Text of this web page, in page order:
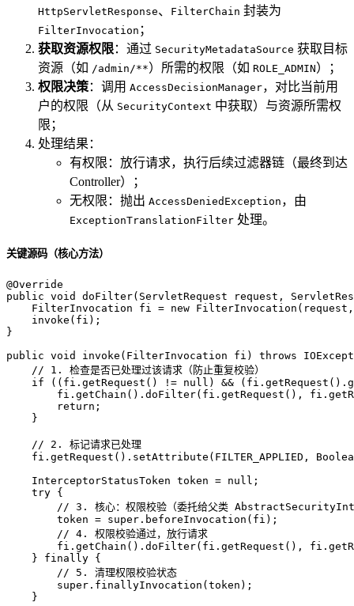
HttpServletResponse、 FilterChain 封装为
FilterInvocation ；
获取资源权限：通过 SecurityMetadataSource 获取目标
资源（如 /admin/**）所需的权限（如 ROLE_ADMIN）；
权限决策：调用 AccessDecisionManager，对比当前用
户的权限（从 SecurityContext 中获取）与资源所需权
限；
处理结果：
有权限：放行请求，执行后续过滤器链（最终到达
Controller）；
无权限：抛出 AccessDeniedException ，由
ExceptionTranslationFilter 处理。
关键源码（核心方法）
@Override
public void doFilter(ServletRequest request,
FilterInvocation
fi = new FilterInvocation
    invoke(fi);
}
public void invoke (FilterInvocation fi) throws
// 1. 检查是否已处理过该请求（防止重复校验）
if ((fi.getRequest() != null ) &&
fi.getChain().doFilter(fi.getRequest(),
return ;
    }
// 2. 标记请求已处理
fi.getRequest().setAttribute(FILTER_APPLIED,
InterceptorStatusToken token = null ;
try {
// 3. 核心：权限校验（委托给父类
        token =
super .beforeInvocation(fi);
// 4. 权限校验通过，放行请求
fi.getChain().doFilter(fi.getRequest(),
    }
finally {
// 5. 清理权限校验状态
super .finallyInvocation(token);
    }